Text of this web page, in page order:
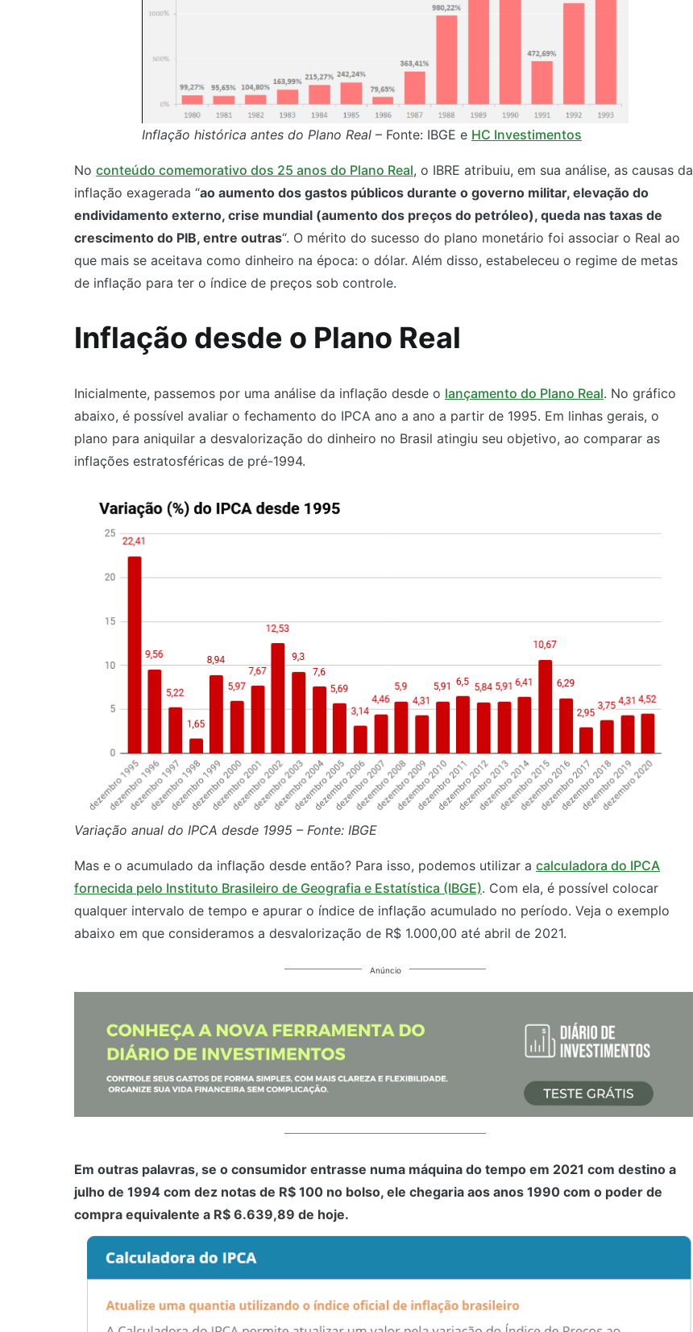
Inflação histórica antes do Plano Real – Fonte: IBGE e HC Investimentos
No conteúdo comemorativo dos 25 anos do Plano Real, o IBRE atribuiu, em sua análise, as causas da
inflação exagerada “ao aumento dos gastos públicos durante o governo militar, elevação do
endividamento externo, crise mundial (aumento dos preços do petróleo), queda nas taxas de
crescimento do PIB, entre outras“. O mérito do sucesso do plano monetário foi associar o Real ao
que mais se aceitava como dinheiro na época: o dólar. Além disso, estabeleceu o regime de metas
de inflação para ter o índice de preços sob controle.
Inflação desde o Plano Real
Inicialmente, passemos por uma análise da inflação desde o lançamento do Plano Real. No gráfico
abaixo, é possível avaliar o fechamento do IPCA ano a ano a partir de 1995. Em linhas gerais, o
plano para aniquilar a desvalorização do dinheiro no Brasil atingiu seu objetivo, ao comparar as
inflações estratosféricas de pré-1994.
Variação anual do IPCA desde 1995 – Fonte: IBGE
Mas e o acumulado da inflação desde então? Para isso, podemos utilizar a calculadora do IPCA
fornecida pelo Instituto Brasileiro de Geografia e Estatística (IBGE). Com ela, é possível colocar
qualquer intervalo de tempo e apurar o índice de inflação acumulado no período. Veja o exemplo
abaixo em que consideramos a desvalorização de R$ 1.000,00 até abril de 2021.
Anúncio
Em outras palavras, se o consumidor entrasse numa máquina do tempo em 2021 com destino a
julho de 1994 com dez notas de R$ 100 no bolso, ele chegaria aos anos 1990 com o poder de
compra equivalente a R$ 6.639,89 de hoje.